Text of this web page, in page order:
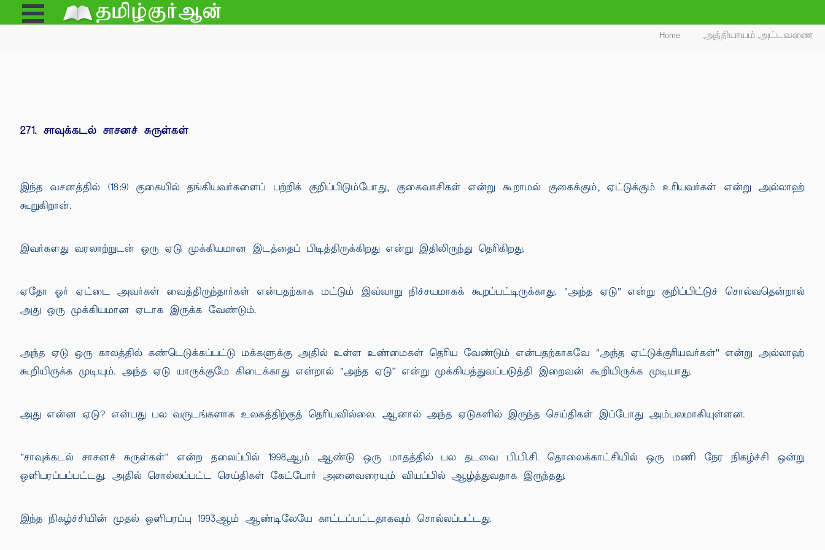
Open
Menu
Home அத்தியாயம் அட்டவணை
271. சாவுக்கடல் சாசனச் சுருள்கள்
இந்த வசனத்தில் (18:9) குகையில் தங்கியவர்களைப் பற்றிக் குறிப்பிடும்போது, குகைவாசிகள் என்று கூறாமல் குகைக்கும், ஏட்டுக்கும் உரியவர்கள் என்று அல்லாஹ்
கூறுகிறான்.
இவர்களது வரலாற்றுடன் ஒரு ஏடு முக்கியமான இடத்தைப் பிடித்திருக்கிறது என்று இதிலிருந்து தெரிகிறது.
ஏதோ ஓர் ஏட்டை அவர்கள் வைத்திருந்தார்கள் என்பதற்காக மட்டும் இவ்வாறு நிச்சயமாகக் கூறப்பட்டிருக்காது. "அந்த ஏடு" என்று குறிப்பிட்டுச் சொல்வதென்றால்
அது ஒரு முக்கியமான ஏடாக இருக்க வேண்டும்.
அந்த ஏடு ஒரு காலத்தில் கண்டெடுக்கப்பட்டு மக்களுக்கு அதில் உள்ள உண்மைகள் தெரிய வேண்டும் என்பதற்காகவே "அந்த ஏட்டுக்குரியவர்கள்'' என்று அல்லாஹ்
கூறியிருக்க முடியும். அந்த ஏடு யாருக்குமே கிடைக்காது என்றால் "அந்த ஏடு'' என்று முக்கியத்துவப்படுத்தி இறைவன் கூறியிருக்க முடியாது.
அது என்ன ஏடு? என்பது பல வருடங்களாக உலகத்திற்குத் தெரியவில்லை. ஆனால் அந்த ஏடுகளில் இருந்த செய்திகள் இப்போது அம்பலமாகியுள்ளன.
"சாவுக்கடல் சாசனச் சுருள்கள்'' என்ற தலைப்பில் 1998ஆம் ஆண்டு ஒரு மாதத்தில் பல தடவை பி.பி.சி. தொலைக்காட்சியில் ஒரு மணி நேர நிகழ்ச்சி ஒன்று
ஒளிபரப்பப்பட்டது. அதில் சொல்லப்பட்ட செய்திகள் கேட்போர் அனைவரையும் வியப்பில் ஆழ்த்துவதாக இருந்தது.
இந்த நிகழ்ச்சியின் முதல் ஒளிபரப்பு 1993ஆம் ஆண்டிலேயே காட்டப்பட்டதாகவும் சொல்லப்பட்டது.